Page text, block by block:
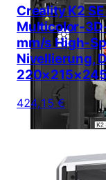
Creality K2
Multicolor-
mm/s High-
Nivellierung,
424,15 €